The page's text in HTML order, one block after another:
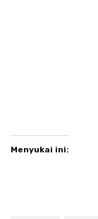
Menyukai ini: